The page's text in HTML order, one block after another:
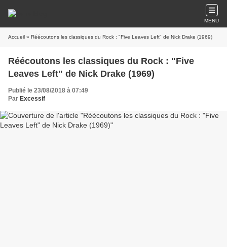
MENU
Accueil » Réécoutons les classiques du Rock : "Five Leaves Left" de Nick Drake (1969)
Réécoutons les classiques du Rock : "Five
Leaves Left" de Nick Drake (1969)
Publié le 23/08/2018 à 07:49
Par Excessif